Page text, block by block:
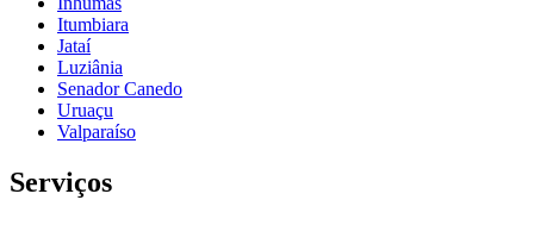
Itumbiara
Jataí
Luziânia
Senador Canedo
Uruaçu
Valparaíso
Serviços